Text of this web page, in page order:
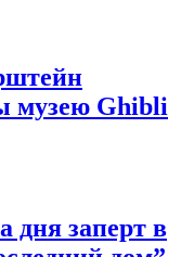
музею Ghibli
дня заперт в